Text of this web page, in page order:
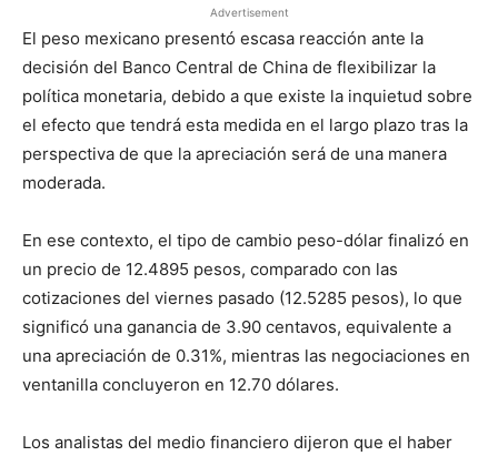
Advertisement
El peso mexicano presentó escasa reacción ante la
decisión del Banco Central de China de flexibilizar la
política monetaria, debido a que existe la inquietud sobre
el efecto que tendrá esta medida en el largo plazo tras la
perspectiva de que la apreciación será de una manera
moderada.
En ese contexto, el tipo de cambio peso-dólar finalizó en
un precio de 12.4895 pesos, comparado con las
cotizaciones del viernes pasado (12.5285 pesos), lo que
significó una ganancia de 3.90 centavos, equivalente a
una apreciación de 0.31%, mientras las negociaciones en
ventanilla concluyeron en 12.70 dólares.
Los analistas del medio financiero dijeron que el haber